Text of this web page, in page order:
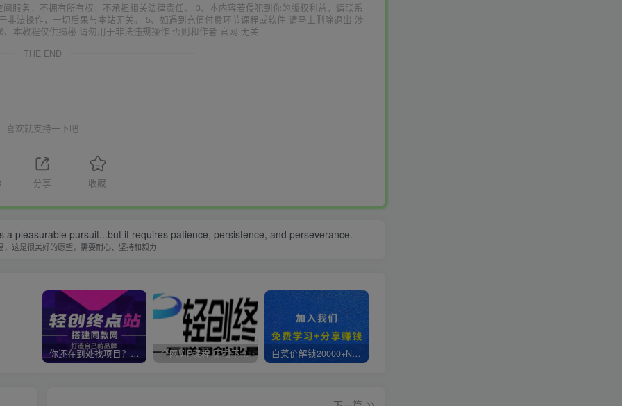
服务，不拥有所有权，不承担相关法律责任。 3、本内容若侵犯到你的版权利益，请联系
法操作，一切后果与本站无关。 5、如遇到充值付费环节课程或软件 请马上删除退出 涉
本教程仅供揭秘 请勿用于非法违规操作 否则和作者 官网 无关
THE END
喜欢就支持一下吧
分享 收藏
pleasurable pursuit...but it requires patience, persistence, and perseverance.
，这是很美好的愿望，需要耐心、坚持和毅力
你还在到处找项目？还在当韭菜？我靠卖项目一个月收入5万+，曾经我也是个失败者。 全网VIP课程 无损下载~ 白菜价解锁20000+N个赚钱机会，加入轻创终点站会员，全站资源免费学习。